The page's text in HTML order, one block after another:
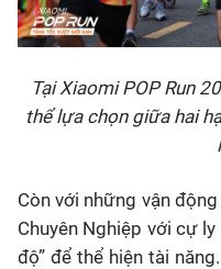
Tại Xiaomi POP Run
thể lựa chọn giữa hai
Còn với những vận
Chuyên Nghiệp với cự
độ” để thể hiện tài